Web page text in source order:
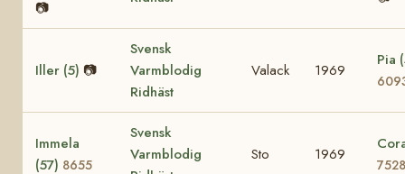
📷
Iller (5) 📷
Svensk
Varmblodig
Ridhäst
Valack 1969
Pia
Immela
(57) 8655
Svensk
Varmblodig
Sto 1969
7528